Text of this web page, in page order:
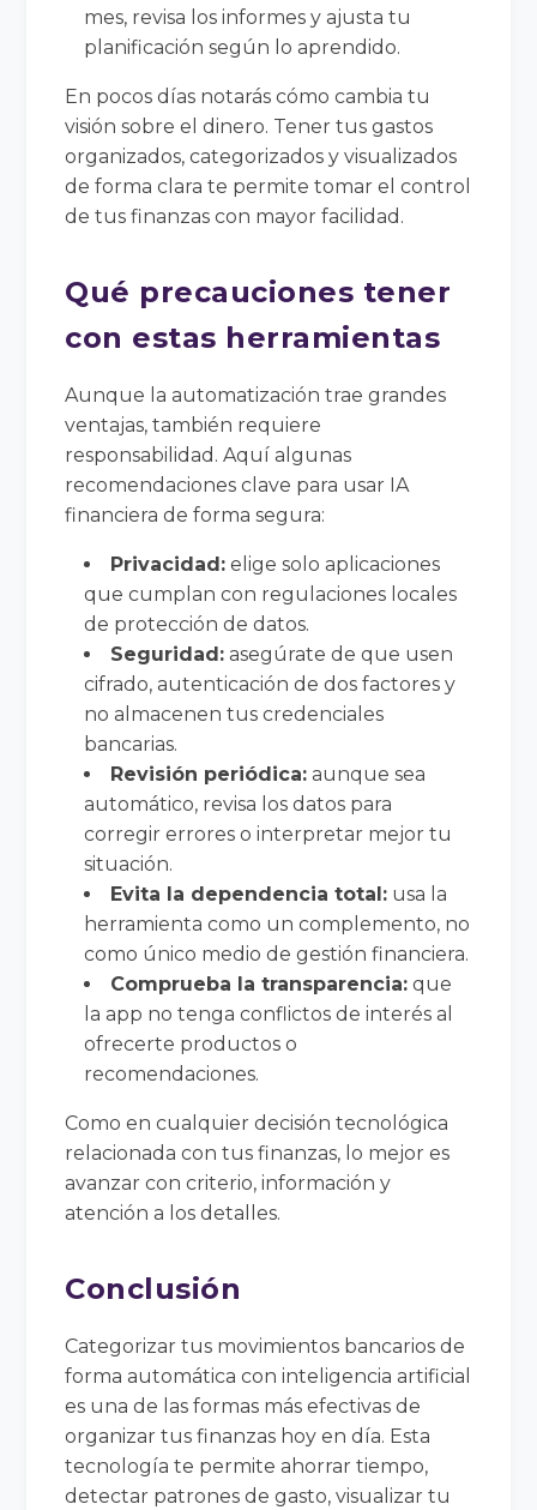
mes, revisa los informes y ajusta tu
planificación según lo aprendido.
En pocos días notarás cómo cambia tu
visión sobre el dinero. Tener tus gastos
organizados, categorizados y visualizados
de forma clara te permite tomar el control
de tus finanzas con mayor facilidad.
Qué precauciones tener
con estas herramientas
Aunque la automatización trae grandes
ventajas, también requiere
responsabilidad. Aquí algunas
recomendaciones clave para usar IA
financiera de forma segura:
Privacidad: elige solo aplicaciones
que cumplan con regulaciones locales
de protección de datos.
Seguridad: asegúrate de que usen
cifrado, autenticación de dos factores y
no almacenen tus credenciales
bancarias.
Revisión periódica: aunque sea
automático, revisa los datos para
corregir errores o interpretar mejor tu
situación.
Evita la dependencia total: usa la
herramienta como un complemento, no
como único medio de gestión financiera.
Comprueba la transparencia: que
la app no tenga conflictos de interés al
ofrecerte productos o
recomendaciones.
Como en cualquier decisión tecnológica
relacionada con tus finanzas, lo mejor es
avanzar con criterio, información y
atención a los detalles.
Conclusión
Categorizar tus movimientos bancarios de
forma automática con inteligencia artificial
es una de las formas más efectivas de
organizar tus finanzas hoy en día. Esta
tecnología te permite ahorrar tiempo,
detectar patrones de gasto, visualizar tu